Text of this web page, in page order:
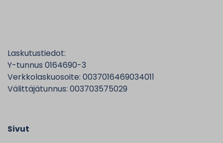
Laskutustiedot:
Y-tunnus 0164690-3
Verkkolaskuosoite: 0037016469034011
Välittäjätunnus: 003703575029
Sivut